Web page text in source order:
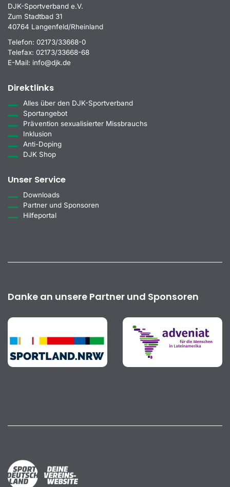
DJK-Sportverband e.V.
Zum Stadtbad 31
40764 Langenfeld/Rheinland
Telefon: 02173/33668-0
Telefax: 02173/33668-68
E-Mail: info@djk.de
Direktlinks
Alles über den DJK-Sportverband
Sportangebot
Prävention sexualisierter Missbrauchs
Inklusion
Anti-Doping
DJK Shop
Unser Service
Downloads
Partner und Sponsoren
Hilfeportal
Danke an unsere Partner und Sponsoren